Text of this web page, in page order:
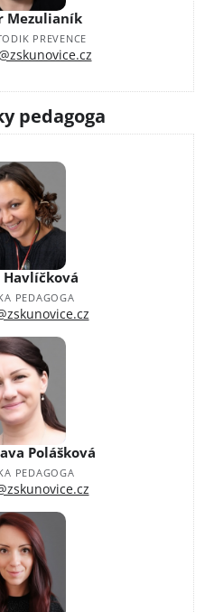
Mezulianík
PREVENCE
pedagoga
PEDAGOGA
Polášková
PEDAGOGA